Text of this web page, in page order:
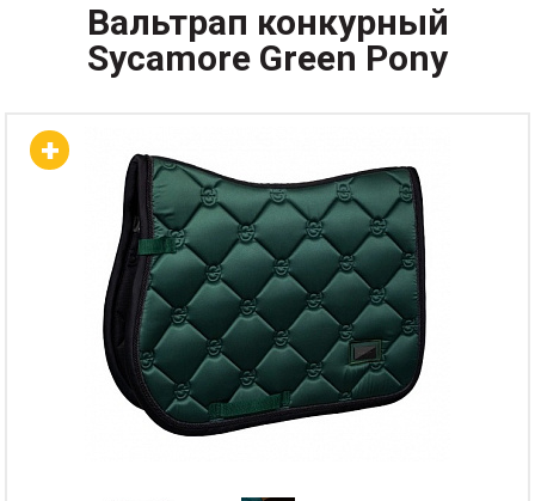
Вальтрап конкурный
Sycamore Green Pony